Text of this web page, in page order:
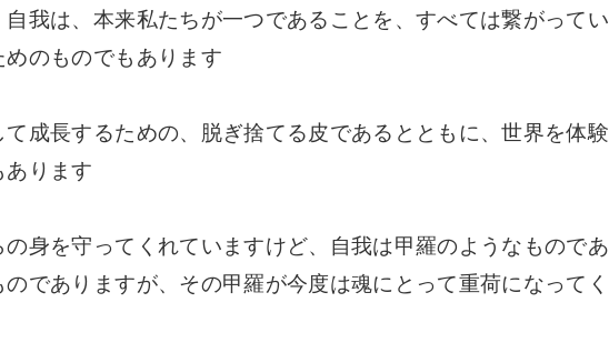
我は、本来私たちが一つであることを、すべては繋がってい
のものでもあります
成長するための、脱ぎ捨てる皮であるとともに、世界を体験
あります
身を守ってくれていますけど、自我は甲羅のようなものであ
でありますが、その甲羅が今度は魂にとって重荷になってく